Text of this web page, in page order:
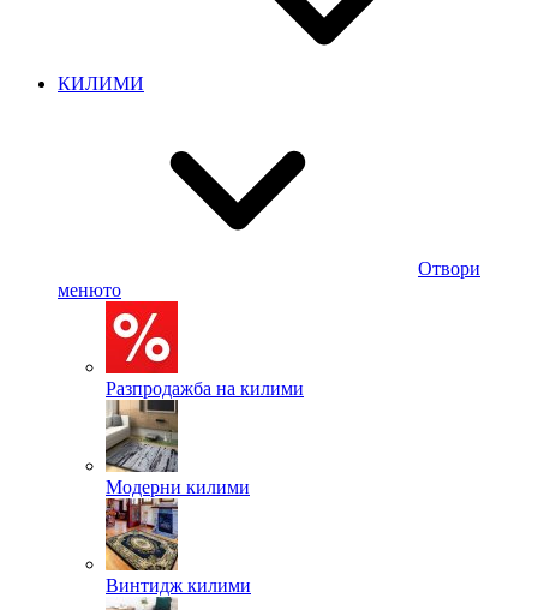
КИЛИМИ
Отвори
менюто
Разпродажба на килими
Модерни килими
Винтидж килими